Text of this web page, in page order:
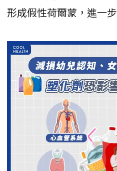
形成假性荷爾蒙，進一